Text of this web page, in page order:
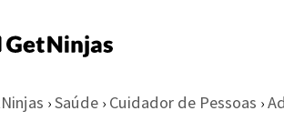
› Saúde › Cuidador de Pessoas ›